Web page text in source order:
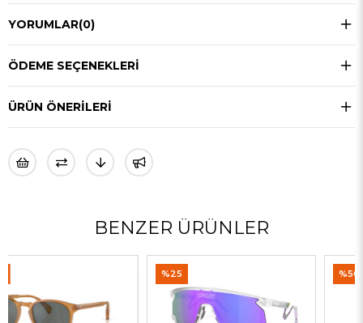
YORUMLAR(0)
ÖDEME SEÇENEKLERI
ÜRÜN ÖNERILERI
BENZER ÜRÜNLER